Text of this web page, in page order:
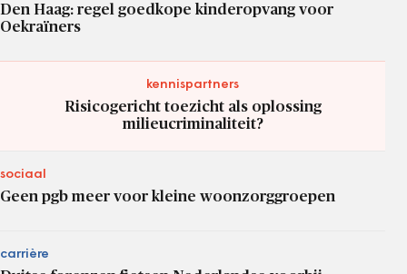
Den Haag: regel goedkope kinderopvang voor
Oekraïners
kennispartners
Risicogericht toezicht als oplossing
milieucriminaliteit?
sociaal
Geen pgb meer voor kleine woonzorggroepen
carrière